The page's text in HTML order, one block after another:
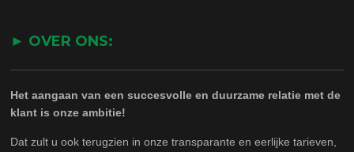
► OVER ONS:
Het aangaan van een succesvolle en duurzame relatie met de
klant is onze ambitie!
Dat zult u ook terugzien in onze transparante en eerlijke tarieven,